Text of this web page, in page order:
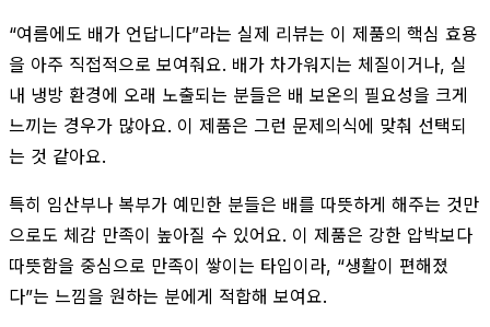
“여름에도 배가 언답니다”라는 실제 리뷰는 이 제품의 핵심 효용
을 아주 직접적으로 보여줘요. 배가 차가워지는 체질이거나, 실
내 냉방 환경에 오래 노출되는 분들은 배 보온의 필요성을 크게
느끼는 경우가 많아요. 이 제품은 그런 문제의식에 맞춰 선택되
는 것 같아요.
특히 임산부나 복부가 예민한 분들은 배를 따뜻하게 해주는 것만
으로도 체감 만족이 높아질 수 있어요. 이 제품은 강한 압박보다
따뜻함을 중심으로 만족이 쌓이는 타입이라, “생활이 편해졌
다”는 느낌을 원하는 분에게 적합해 보여요.